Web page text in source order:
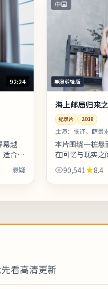
92:24
幕越
适合愿
快进
象，建
悬疑
中国
导演剪辑版
海上邮局归来
纪录片 2018
主演： 张译、薛景
本片围绕一桩悬
在回忆与现实之
到为止，更重
尾字幕包含幕后
90,541 8.4
看高清更新